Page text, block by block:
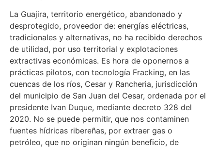
La Guajira, territorio energético, abandonado y
desprotegido, proveedor de: energías eléctricas,
tradicionales y alternativas, no ha recibido derechos
de utilidad, por uso territorial y explotaciones
extractivas económicas. Es hora de oponernos a
prácticas pilotos, con tecnología Fracking, en las
cuencas de los ríos, Cesar y Rancheria, jurisdicción
del municipio de San Juan del Cesar, ordenada por el
presidente Ivan Duque, mediante decreto 328 del
2020. No se puede permitir, que nos contaminen
fuentes hídricas ribereñas, por extraer gas o
petróleo, que no originan ningún beneficio, de